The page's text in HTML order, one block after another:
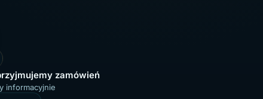
zamówień
informacyjnie